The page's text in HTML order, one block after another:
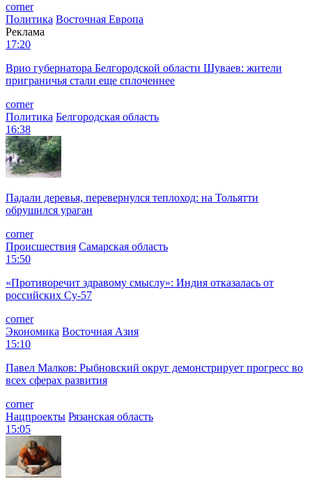
corner
Политика Восточная Европа
Реклама
17:20
Врио губернатора Белгородской области Шуваев: жители
приграничья стали еще сплоченнее
corner
Политика Белгородская область
16:38
Падали деревья, перевернулся теплоход: на Тольятти
обрушился ураган
corner
Происшествия Самарская область
15:50
«Противоречит здравому смыслу»: Индия отказалась от
российских Су-57
corner
Экономика Восточная Азия
15:10
Павел Малков: Рыбновский округ демонстрирует прогресс во
всех сферах развития
corner
Нацпроекты Рязанская область
15:05